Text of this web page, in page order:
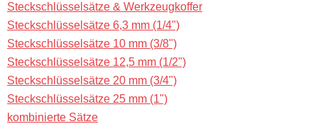
Steckschlüsselsätze & Werkzeugkoffer
Steckschlüsselsätze 6,3 mm (1/4")
Steckschlüsselsätze 10 mm (3/8")
Steckschlüsselsätze 12,5 mm (1/2")
Steckschlüsselsätze 20 mm (3/4")
Steckschlüsselsätze 25 mm (1")
kombinierte Sätze